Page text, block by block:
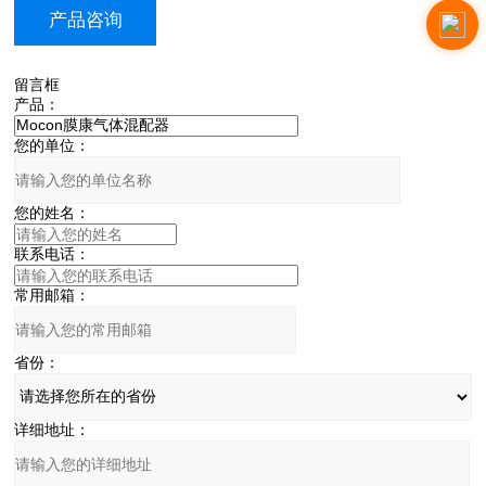
产品咨询
留言框
产品：
您的单位：
您的姓名：
联系电话：
常用邮箱：
省份：
详细地址：